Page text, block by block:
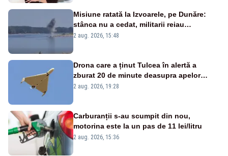
Misiune ratată la Izvoarele, pe Dunăre:
stânca nu a cedat, militarii reiau
detonările luni – VIDEO
2 aug. 2026, 15:48
Drona care a ținut Tulcea în alertă a
zburat 20 de minute deasupra apelor
României. Au fost ridicate două F-16
2 aug. 2026, 19:28
Carburanții s-au scumpit din nou,
motorina este la un pas de 11 lei/litru
2 aug. 2026, 15:36